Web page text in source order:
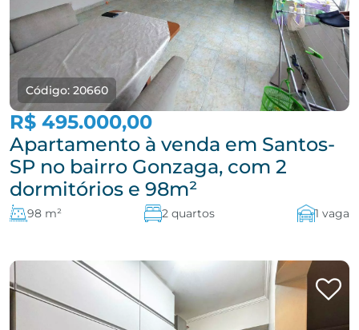
Código: 20660
R$ 495.000,00
Apartamento à venda em Santos-
SP no bairro Gonzaga, com 2
dormitórios e 98m²
98 m² 2 quartos 1 vaga